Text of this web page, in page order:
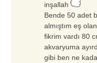
inşallah
Bende 50 adet
almıştım eş
fikrim vardı 80
akvaryuma
gibi ben ne